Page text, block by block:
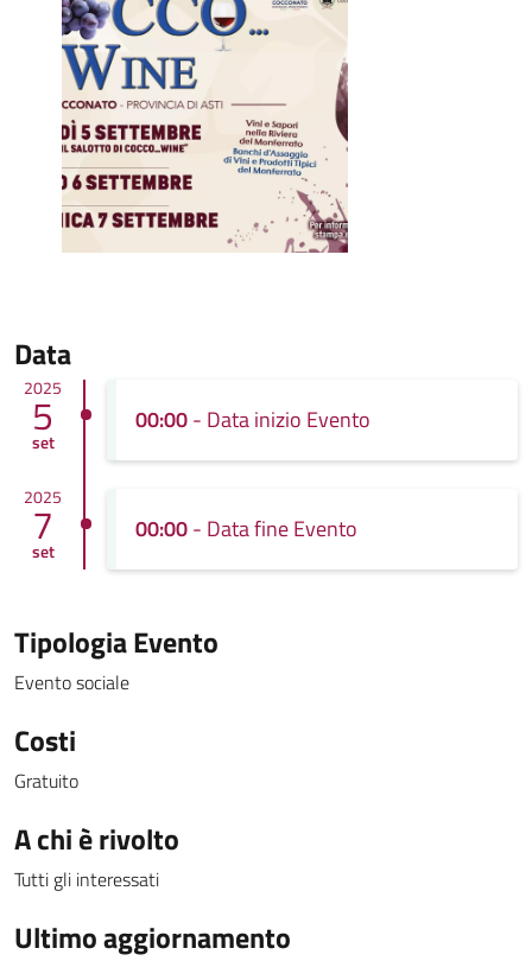
Data
2025
5
set
00:00- Data inizio Evento
2025
7
set
00:00- Data fine Evento
Tipologia Evento
Evento sociale
Costi
Gratuito
A chi è rivolto
Tutti gli interessati
Ultimo aggiornamento